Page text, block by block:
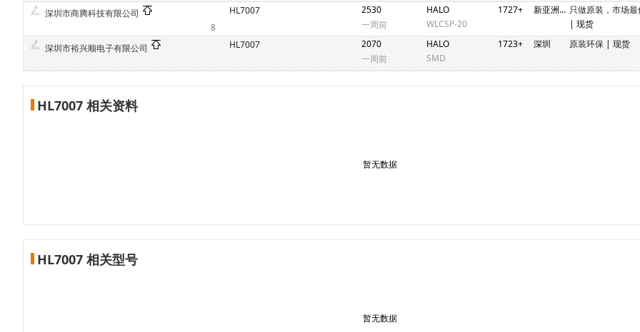
深圳市商腾科技有限公司
8
HL7007
2530
一周前
HALO
WLCSP-20
1727+ 新亚洲2期N4C448-458 只做原装，市场
| 现货
深圳市裕兴顺电子有限公司 HL7007
2070
一周前
HALO
SMD
1723+ 深圳 原装环保 | 现货
HL7007 相关资料
暂无数据
HL7007 相关型号
暂无数据